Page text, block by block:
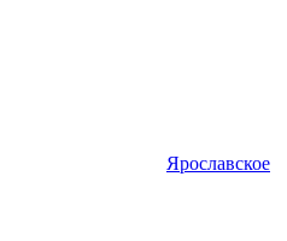
Ярославское